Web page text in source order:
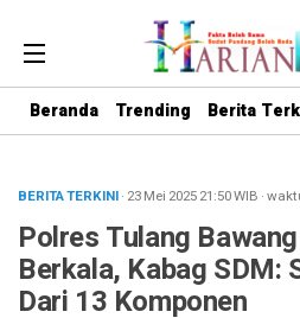
Beranda Trending Berita
BERITA TERKINI· 23 Mei 202521:50WIB ·
Polres Tulang
Berkala, Kabag SDM:
Dari 13 Komponen